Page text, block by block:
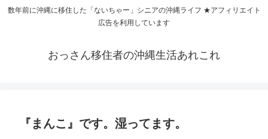
数年前に沖縄に移住した「ないちゃー」シニアの沖縄ライフ ★アフィリエイト
広告を利用しています
おっさん移住者の沖縄生活あれこれ
『まんこ』です。湿ってます。